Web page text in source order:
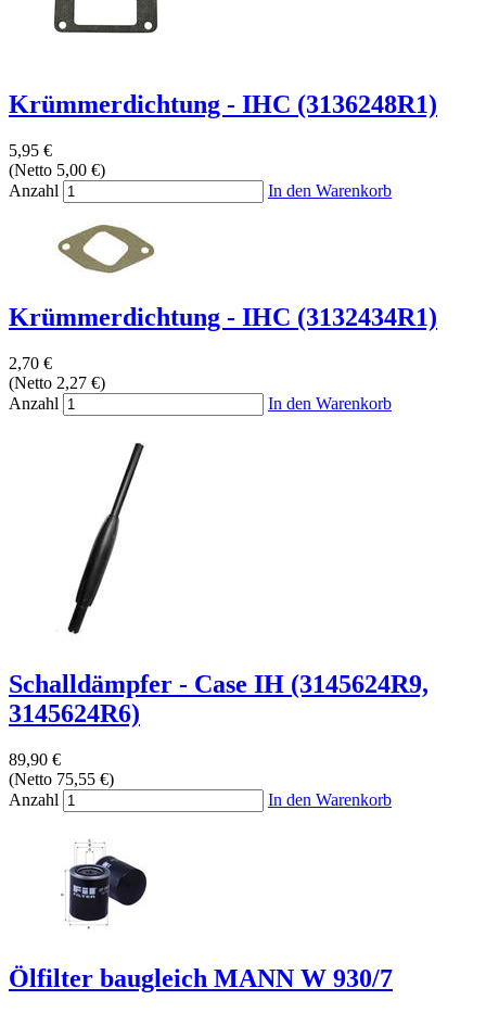
Krümmerdichtung - IHC (3136248R1)
5,95 €
(Netto 5,00 €)
Anzahl
In den Warenkorb
Krümmerdichtung - IHC (3132434R1)
2,70 €
(Netto 2,27 €)
Anzahl
In den Warenkorb
Schalldämpfer - Case IH (3145624R9,
3145624R6)
89,90 €
(Netto 75,55 €)
Anzahl
In den Warenkorb
Ölfilter baugleich MANN W 930/7